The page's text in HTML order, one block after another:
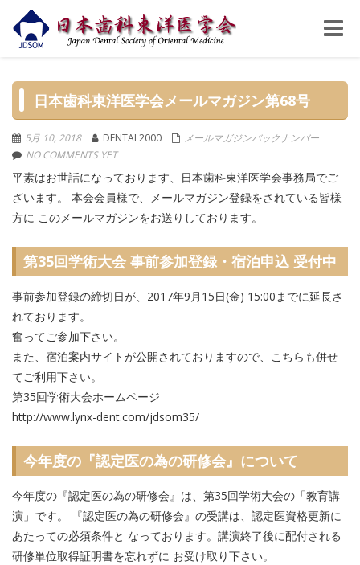
Toggle
日本歯科東洋医学会メールマガジン第68号
5月 10, 2018 DENTAL2000
メールマガジンバックナンバー
NO COMMENTS YET
平素はお世話になっております、日本歯科東洋医学会事務局でご
ざいます。 本会会員様で、メールマガジン登録をされている皆様
方に このメールマガジンをお送りしております。
第35回学術大会 事前参加登録・宿泊申込 受付中
事前参加登録の締切日が、2017年9月15日(金) 15:00までに延長さ
れております。
奮ってご参加下さい。
また、宿泊案内サイトが公開されておりますので、こちらも併せ
てご利用下さい。
第35回学術大会ホームページ
http://www.lynx-dent.com/jdsom35/
今年度の『認定医の為の研修会』について
今年度の『認定医の為の研修会』は、第35回学術大会の「教育講
演」です。 『認定医の為の研修会』の受講は、認定医資格更新に
あたっての必須条件と なっております。講演終了後に配付される
研修単位取得証明書を忘れずに お受け取り下さい。